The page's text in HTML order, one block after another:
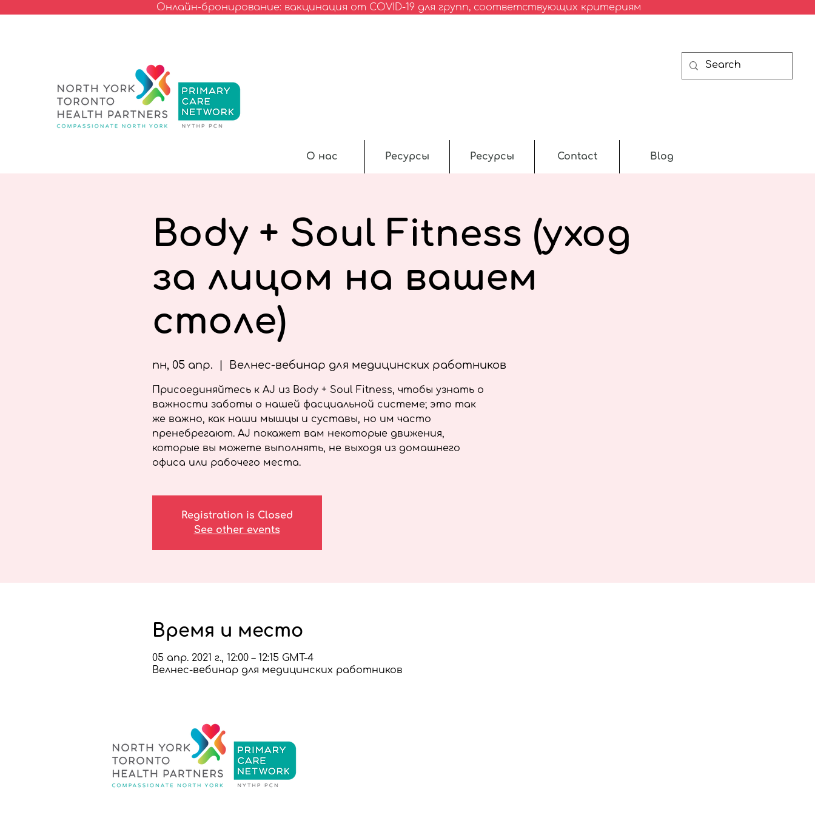
Онлайн-бронирование: вакцинация от COVID-19 для групп, соответствующих критериям
О нас Ресурсы Ресурсы Contact Blog
Body + Soul Fitness (уход
за лицом на вашем
столе)
пн, 05 апр. Велнес-вебинар для медицинских работников
Присоединяйтесь к AJ из Body + Soul Fitness, чтобы узнать о
важности заботы о нашей фасциальной системе; это так
же важно, как наши мышцы и суставы, но им часто
пренебрегают. AJ покажет вам некоторые движения,
которые вы можете выполнять, не выходя из домашнего
офиса или рабочего места.
Registration is Closed
See other events
Время и место
05 апр. 2021 г., 12:00 – 12:15 GMT-4
Велнес-вебинар для медицинских работников